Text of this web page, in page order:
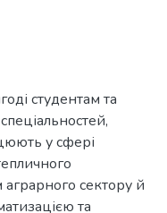
студентам та
у сфері
сектору й
та